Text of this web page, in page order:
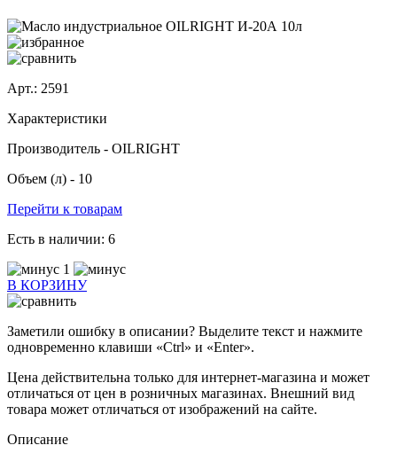
Арт.: 2591
Характеристики
Производитель - OILRIGHT
Объем (л) - 10
Перейти к товарам
Есть в наличии: 6
1
В КОРЗИНУ
Заметили ошибку в описании? Выделите текст и нажмите
одновременно клавиши «Ctrl» и «Enter».
Цена действительна только для интернет-магазина и может
отличаться от цен в розничных магазинах. Внешний вид
товара может отличаться от изображений на сайте.
Описание